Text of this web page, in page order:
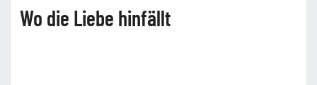
Wo die Liebe hinfällt